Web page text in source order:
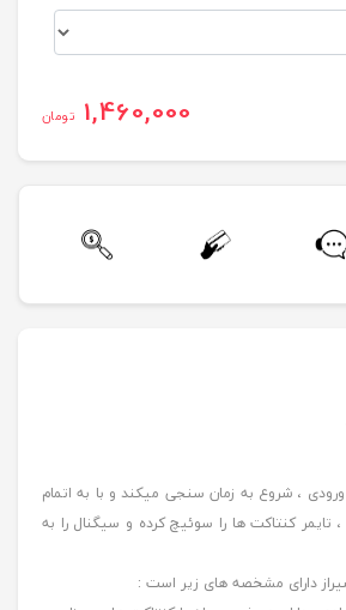
1,460,000 تومان
ورودی ، شروع به زمان سنجی میکند و با به اتمام
کنتاکت ها را سوئیچ کرده و سیگنال را به
شیراز دارای مشخصه های زیر است :